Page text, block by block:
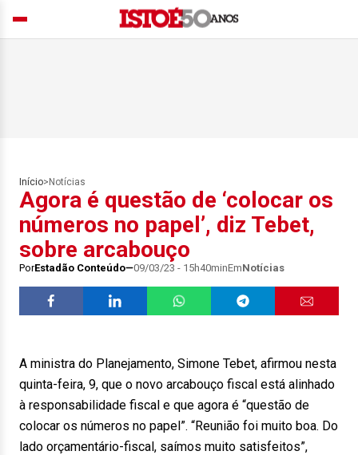
Início> Notícias
Agora é questão de ‘colocar os
números no papel’, diz Tebet,
sobre arcabouço
PorEstadão Conteúdo 09/03/23 - 15h40minEmNotícias
A ministra do Planejamento, Simone Tebet, afirmou nesta
quinta-feira, 9, que o novo arcabouço fiscal está alinhado
à responsabilidade fiscal e que agora é “questão de
colocar os números no papel”. “Reunião foi muito boa. Do
lado orçamentário-fiscal, saímos muito satisfeitos”,